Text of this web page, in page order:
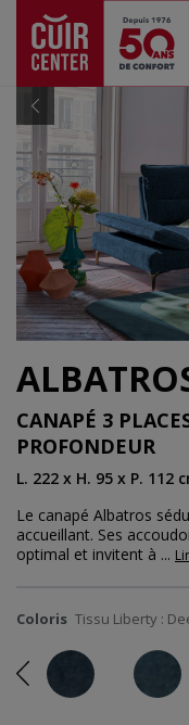
Précédent
CANAPÉ 3
PROFONDEUR
L. 222 x H. 95 x P. 112
Le canapé Albatros
accueillant. Ses
optimal et invitent à ...
Coloris Tissu Liberty :
Précédent